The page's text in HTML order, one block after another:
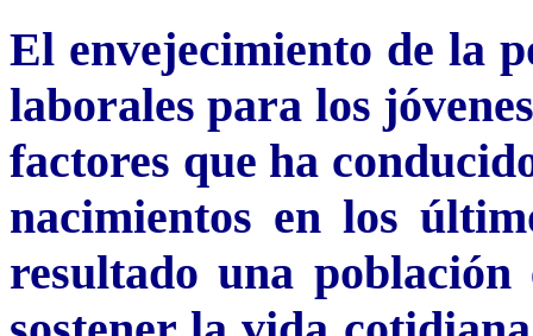
El envejecimiento de la
laborales para los
factores que ha
nacimientos en los
resultado una